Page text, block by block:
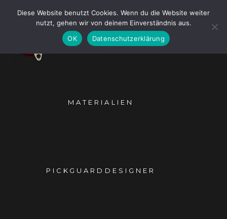
MATERIALIEN
PICKGUARDDESIGNER
Diese Website benutzt Cookies. Wenn du die Website weiter
nutzt, gehen wir von deinem Einverständnis aus.
OK
Datenschutzerklärung